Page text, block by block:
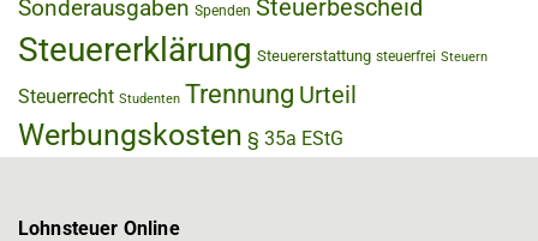
Sonderausgaben Spenden Steuerbescheid
Steuererklärung Steuererstattung steuerfrei Steuern
Steuerrecht Studenten Trennung Urteil
Werbungskosten § 35a EStG
Lohnsteuer Online